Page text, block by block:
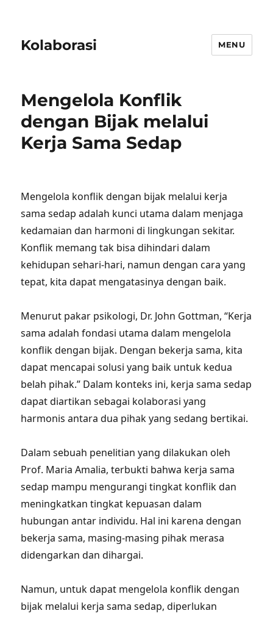
Kolaborasi MENU
Mengelola Konflik
dengan Bijak melalui
Kerja Sama Sedap
Mengelola konflik dengan bijak melalui kerja
sama sedap adalah kunci utama dalam menjaga
kedamaian dan harmoni di lingkungan sekitar.
Konflik memang tak bisa dihindari dalam
kehidupan sehari-hari, namun dengan cara yang
tepat, kita dapat mengatasinya dengan baik.
Menurut pakar psikologi, Dr. John Gottman, “Kerja
sama adalah fondasi utama dalam mengelola
konflik dengan bijak. Dengan bekerja sama, kita
dapat mencapai solusi yang baik untuk kedua
belah pihak.” Dalam konteks ini, kerja sama sedap
dapat diartikan sebagai kolaborasi yang
harmonis antara dua pihak yang sedang bertikai.
Dalam sebuah penelitian yang dilakukan oleh
Prof. Maria Amalia, terbukti bahwa kerja sama
sedap mampu mengurangi tingkat konflik dan
meningkatkan tingkat kepuasan dalam
hubungan antar individu. Hal ini karena dengan
bekerja sama, masing-masing pihak merasa
didengarkan dan dihargai.
Namun, untuk dapat mengelola konflik dengan
bijak melalui kerja sama sedap, diperlukan